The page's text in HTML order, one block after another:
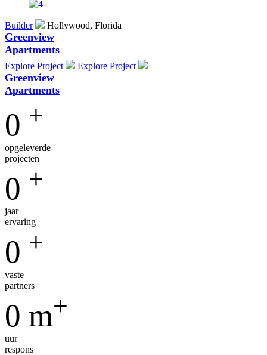
Builder Hollywood, Florida
Greenview
Apartments
Explore Project Explore Project
Greenview
Apartments
0 +
opgeleverde
projecten
0 +
jaar
ervaring
0 +
vaste
partners
0 m+
uur
respons